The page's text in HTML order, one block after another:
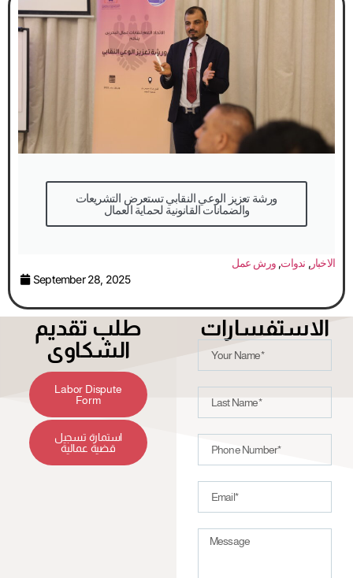
والضمانات القانونية لحماية العمال
الاخبار, ندوات,ورش عمل
September 28, 2025
طلب تقديم
الشكاوى
Labor Dispute
Form
استمارة تسجيل
قضية عمالية
الاستفسارات